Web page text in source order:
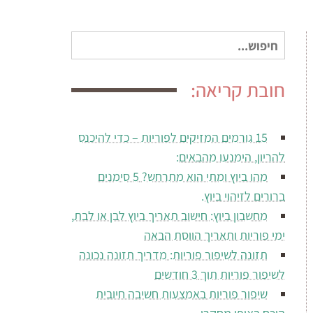
חיפוש
עבור:
חובת קריאה:
15 גורמים המזיקים לפוריות – כדי להיכנס
להריון, הימנעו מהבאים:
מהו ביוץ ומתי הוא מתרחש? 5 סימנים
ברורים לזיהוי ביוץ.
מחשבון ביוץ: חישוב תאריך ביוץ לבן או לבת,
ימי פוריות ותאריך הווסת הבאה
תזונה לשיפור פוריות: מדריך תזונה נכונה
לשיפור פוריות תוך 3 חודשים
שיפור פוריות באמצעות חשיבה חיובית